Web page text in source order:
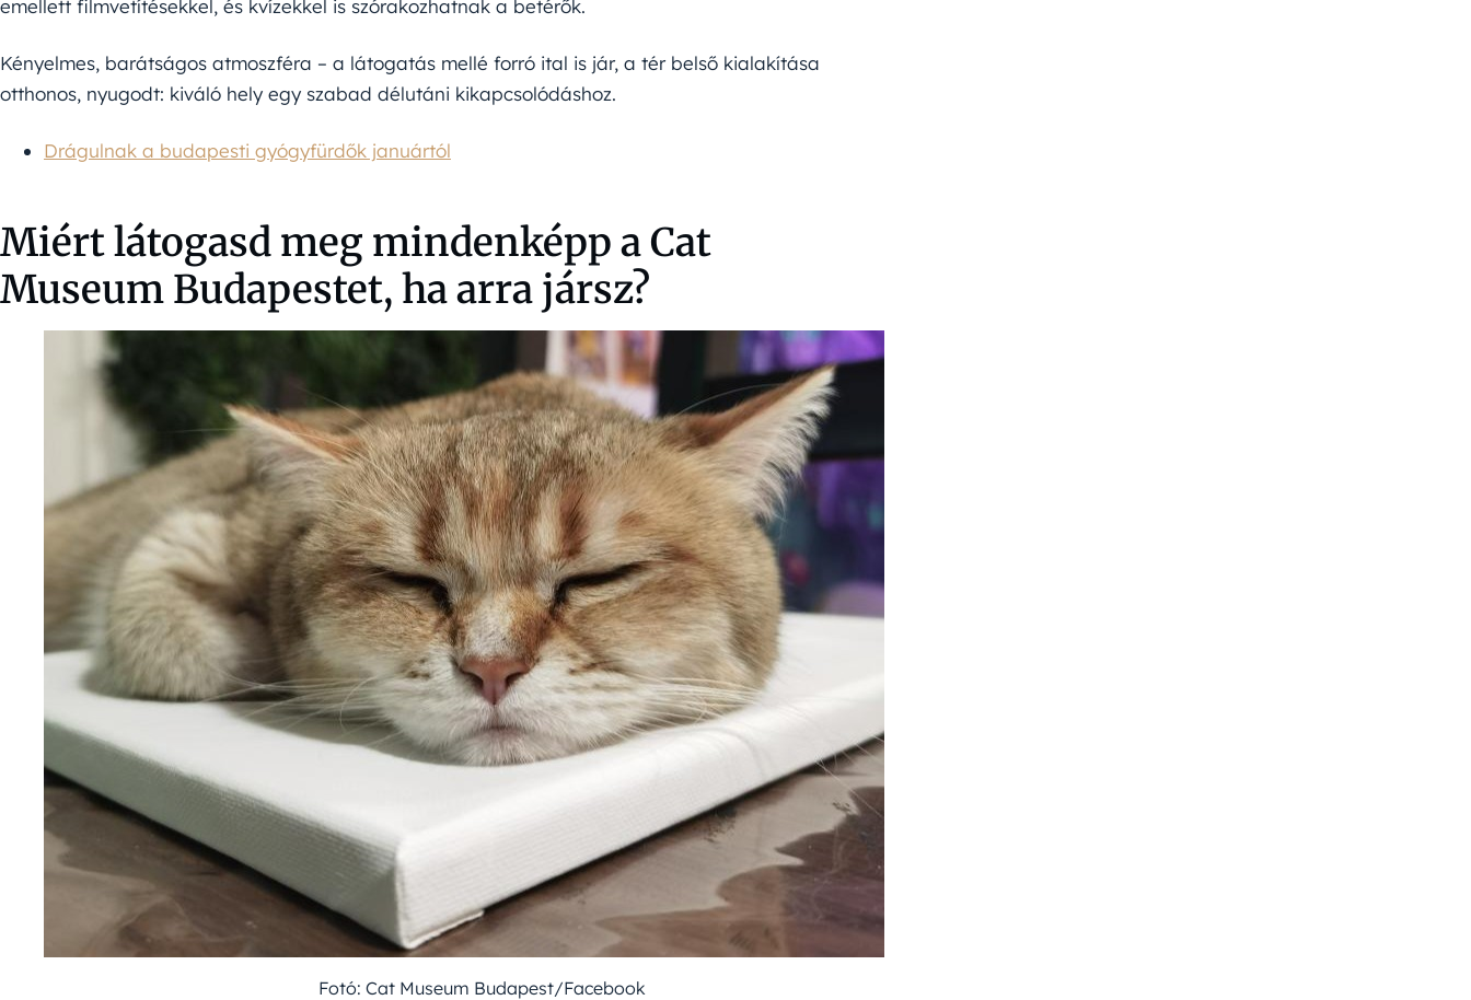
emellett filmvetítésekkel, és kvízekkel is szórakozhatnak a betérők.
Kényelmes, barátságos atmoszféra – a látogatás mellé forró ital is jár, a tér belső kialakítása
otthonos, nyugodt: kiváló hely egy szabad délutáni kikapcsolódáshoz.
Drágulnak a budapesti gyógyfürdők januártól
Miért látogasd meg mindenképp a Cat
Museum Budapestet, ha arra jársz?
Fotó: Cat Museum Budapest/Facebook